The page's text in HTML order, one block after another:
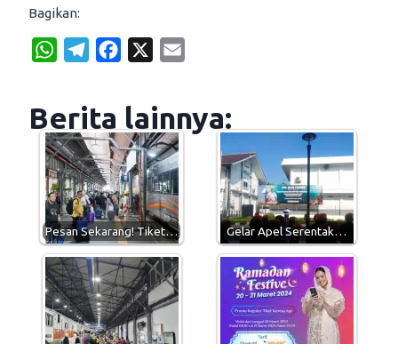
Bagikan:
W
t
s
A
p
p
e
g
r
a
m
e
b
o
o
k
i
Berita lainnya:
Pesan Sekarang! Tiket… Gelar Apel Serentak…